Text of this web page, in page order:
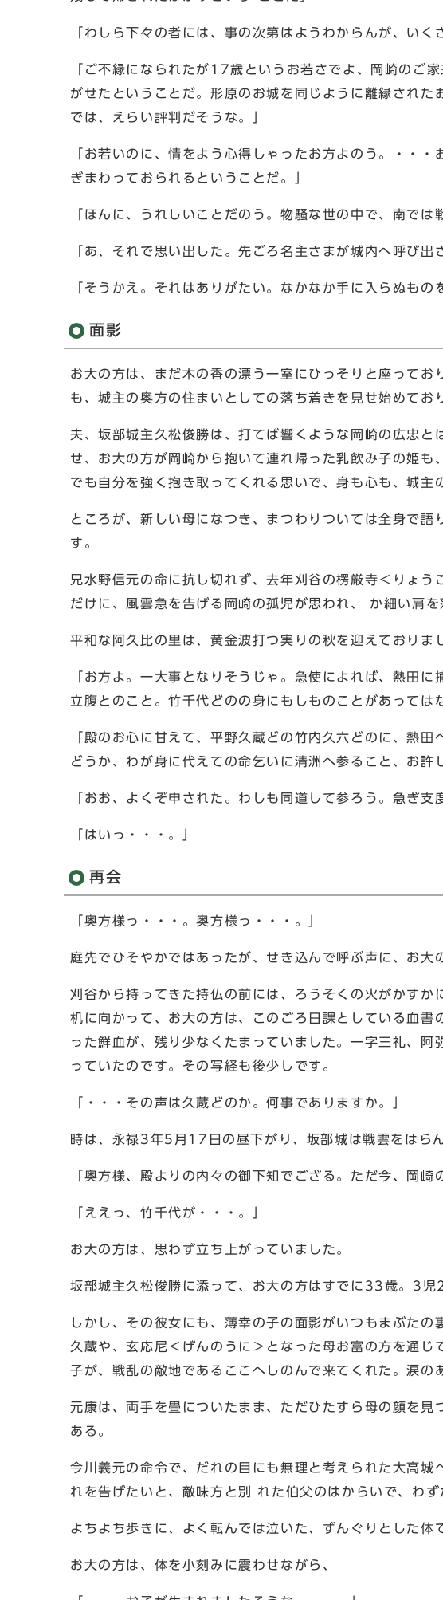
「わしら下々の者には、事の次第はようわからんが、いく
「ご不縁になられたが17歳というお若さでよ、岡崎のご
がせたということだ。形原のお城を同じように離縁され
では、えらい評判だそうな。」
「お若いのに、情をよう心得しゃったお方よのう。・・
ぎまわっておられるということだ。」
「ほんに、うれしいことだのう。物騒な世の中で、南で
「あ、それで思い出した。先ごろ名主さまが城内へ呼び
「そうかえ。それはありがたい。なかなか手に入らぬも
面影
お大の方は、まだ木の香の漂う一室にひっそりと座って
も、城主の奥方の住まいとしての落ち着きを見せ始めてお
夫、坂部城主久松俊勝は、打てば響くような岡崎の広忠
せ、お大の方が岡崎から抱いて連れ帰った乳飲み子の姫
でも自分を強く抱き取ってくれる思いで、身も心も、城主
ところが、新しい母になつき、まつわりついては全身で
す。
兄水野信元の命に抗し切れず、去年刈谷の楞厳寺＜りょ
だけに、風雲急を告げる岡崎の孤児が思われ、 か細い肩を
平和な阿久比の里は、黄金波打つ実りの秋を迎えておりま
「お方よ。一大事となりそうじゃ。急使によれば、熱田
立腹とのこと。竹千代どのの身にもしものことがあっては
「殿のお心に甘えて、平野久蔵どの竹内久六どのに、熱
どうか、わが身に代えての命乞いに清洲へ参ること、お許
「おお、よくぞ申された。わしも同道して参ろう。急ぎ支
「はいっ・・・。」
再会
「奥方様っ・・・。奥方様っ・・・。」
庭先でひそやかではあったが、せき込んで呼ぶ声に、お大
刈谷から持ってきた持仏の前には、ろうそくの火がかす
机に向かって、お大の方は、このごろ日課としている血
った鮮血が、残り少なくたまっていました。一字三礼、
っていたのです。その写経も後少しです。
「・・・その声は久蔵どのか。何事でありますか。」
時は、永禄3年5月17日の昼下がり、坂部城は戦雲をはら
「奥方様、殿よりの内々の御下知でござる。ただ今、岡崎
「ええっ、竹千代が・・・。」
お大の方は、思わず立ち上がっていました。
坂部城主久松俊勝に添って、お大の方はすでに33歳。3児
しかし、その彼女にも、薄幸の子の面影がいつもまぶた
久蔵や、玄応尼＜げんのうに＞となった母お富の方を通
子が、戦乱の敵地であるここへしのんで来てくれた。涙の
元康は、両手を畳についたまま、ただひたすら母の顔を
ある。
今川義元の命令で、だれの目にも無理と考えられた大高
れを告げたいと、敵味方と別 れた伯父のはからいで、わ
よちよち歩きに、よく転んでは泣いた、ずんぐりとした
お大の方は、体を小刻みに震わせながら、